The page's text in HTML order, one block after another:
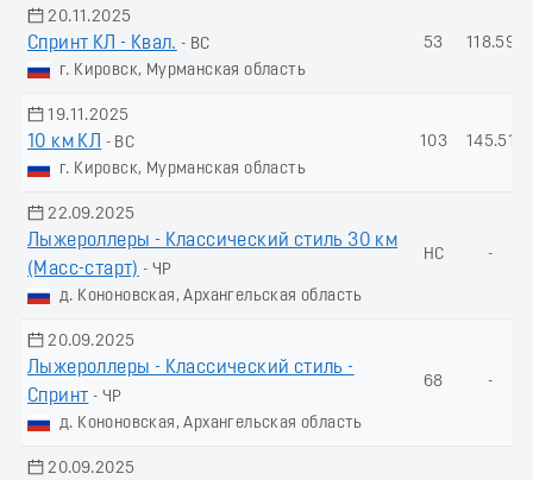
20.11.2025
Спринт КЛ - Квал. - ВС
г. Кировск, Мурманская область
53 118.59
19.11.2025
10 км КЛ
- ВС
г. Кировск, Мурманская область
103 145.51
22.09.2025
Лыжероллеры - Классический стиль 30 км
(Масс-старт) - ЧР
д. Кононовская, Архангельская область
НС -
20.09.2025
Лыжероллеры - Классический стиль -
Спринт - ЧР
д. Кононовская, Архангельская область
68 -
20.09.2025